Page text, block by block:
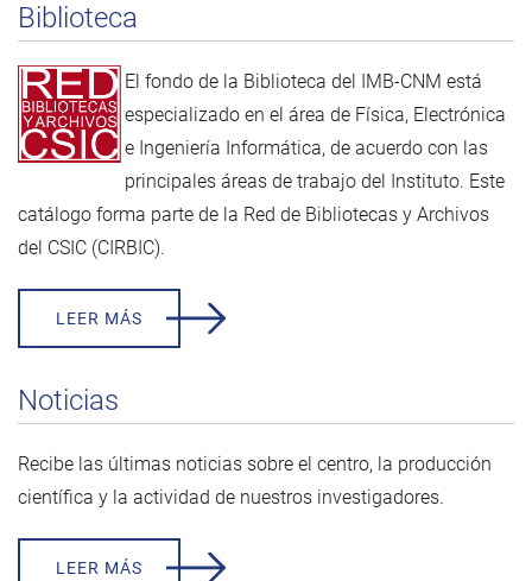
Biblioteca
El fondo de la Biblioteca del IMB-CNM está
especializado en el área de Física, Electrónica
e Ingeniería Informática, de acuerdo con las
principales áreas de trabajo del Instituto. Este
catálogo forma parte de la Red de Bibliotecas y Archivos
del CSIC (CIRBIC).
LEER MÁS
Noticias
Recibe las últimas noticias sobre el centro, la producción
científica y la actividad de nuestros investigadores.
LEER MÁS